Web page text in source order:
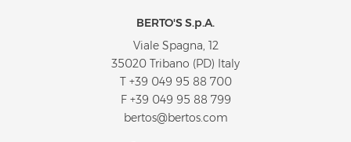
BERTO'S S.p.A.
Viale Spagna, 12
35020 Tribano (PD) Italy
T +39 049 95 88 700
F +39 049 95 88 799
bertos@bertos.com